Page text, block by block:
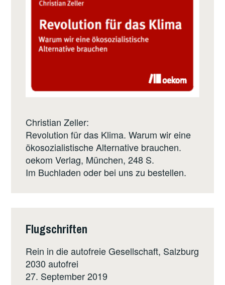
Christian Zeller:
Revolution für das Klima. Warum wir eine
ökosozialistische Alternative brauchen.
oekom Verlag, München, 248 S.
Im Buchladen oder bei uns zu bestellen.
Flugschriften
Rein in die autofreie Gesellschaft, Salzburg
2030 autofrei
27. September 2019